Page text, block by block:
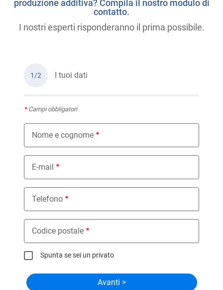
produzione additiva? Compila il nostro modulo di
contatto.
I nostri esperti risponderanno il prima possibile.
1/2 I tuoi dati
*Campi obbligatori
Nome e cognome
E-mail
Telefono
Codice postale
Spunta se sei un privato